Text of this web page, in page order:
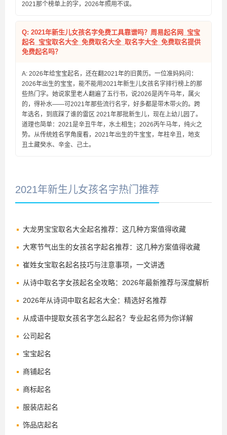
2021那个榜单上的字，2026年照用不误。
Q: 2021年新生儿女孩名字免费工具靠谱吗？周易起名网_宝宝
起名_宝宝取名大全_免费取名大全_取名字大全_免费取名提供
免费起名吗？
A: 2026年给宝宝起名，还在翻2021年的旧黄历。一位准妈妈问：
2026年出生的宝宝，能不能用2021年新生儿女孩名字排行榜上的那
些热门字。她说家里老人翻遍了五行书，说2026是丙午马年，属火
的，得补水——可2021年那些流行名字，好多都是带木带火的。跨
年选名，到底踩了谁的雷区 2021年那批新生儿，现在上幼儿园了。
道理也简单：2021是辛丑牛年，水土相生；2026丙午马年，纯火之
势。从传统姓名学角度看，2021年出生的牛宝宝，年柱辛丑，地支
丑土藏癸水、辛金、己土。
2021年新生儿女孩名字热门推荐
大龙男宝宝取名大全起名推荐：这几种方案值得收藏
大寒节气出生的女孩名字起名推荐：这几种方案值得收藏
崔姓女宝取名起名技巧与注意事项，一文讲透
从诗中取名字女孩起名全攻略：2026年最新推荐与深度解析
2026年从诗词中取名起名大全：精选好名推荐
从成语中提取女孩名字怎么起名？专业起名师为你详解
公司起名
宝宝起名
商铺起名
商标起名
服装店起名
饰品店起名